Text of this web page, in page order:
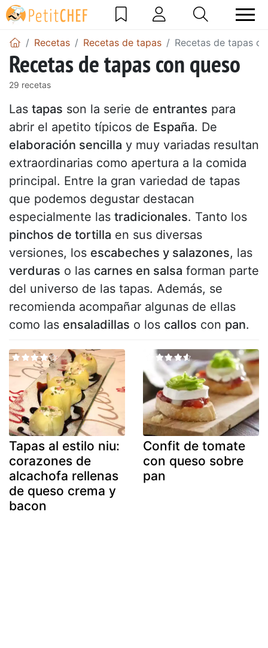
Recetas Recetas de tapas Recetas de tapas
Recetas de tapas con queso
29 recetas
Las tapas son la serie de entrantes para
abrir el apetito típicos de España. De
elaboración sencilla y muy variadas resultan
extraordinarias como apertura a la comida
principal. Entre la gran variedad de tapas
que podemos degustar destacan
especialmente las tradicionales. Tanto los
pinchos de tortilla en sus diversas
versiones, los escabeches y salazones, las
verduras o las carnes en salsa forman parte
del universo de las tapas. Además, se
recomienda acompañar algunas de ellas
como las ensaladillas o los callos con pan.
Tapas al estilo niu:
corazones de
alcachofa rellenas
de queso crema y
bacon
Confit de tomate
con queso sobre
pan